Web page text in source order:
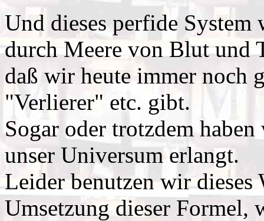
Und dieses perfide System
durch Meere von Blut und
daß wir heute immer noch
"Verlierer" etc. gibt.
Sogar oder trotzdem
unser Universum erlangt.
Leider benutzen wir
Umsetzung dieser Formel,